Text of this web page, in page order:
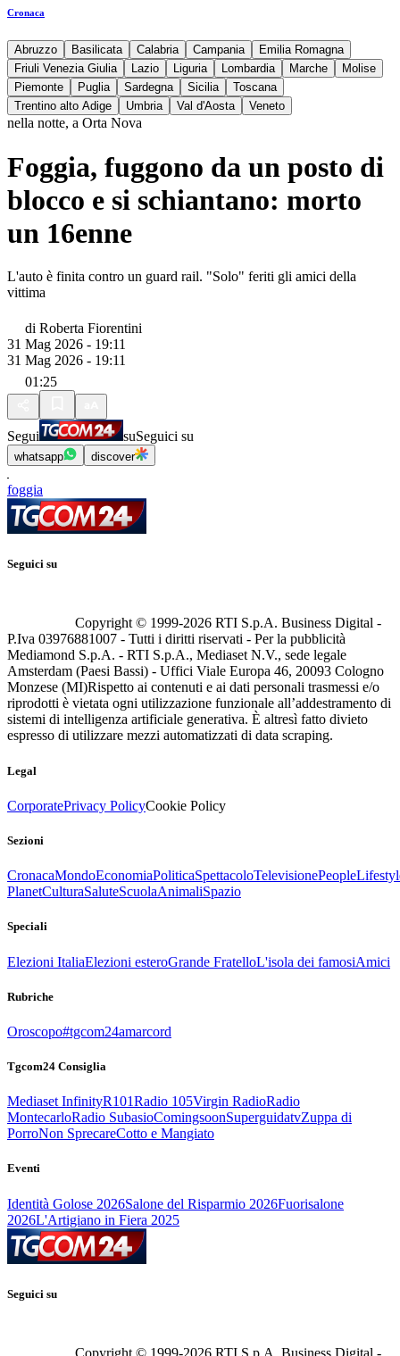
Cronaca
Abruzzo Basilicata Calabria Campania
Emilia Romagna
Friuli Venezia Giulia
Lazio Liguria Lombardia Marche
Molise
Piemonte
Puglia Sardegna Sicilia
Toscana
Trentino alto Adige
Umbria Val d'Aosta Veneto
nella notte, a Orta Nova
Foggia, fuggono da un posto di
blocco e si schiantano: morto
un 16enne
L'auto è finita contro un guard rail. "Solo" feriti gli amici della
vittima
di Roberta Fiorentini
31 Mag 2026 - 19:11
31 Mag 2026 - 19:11
01:25
Segui suSeguici su
whatsapp discover
foggia
Seguici su
Copyright © 1999-2026 RTI S.p.A. Business Digital -
P.Iva 03976881007 - Tutti i diritti riservati - Per la pubblicità
Mediamond S.p.A. - RTI S.p.A., Mediaset N.V., sede legale
Amsterdam (Paesi Bassi) - Uffici Viale Europa 46, 20093 Cologno
Monzese (MI)Rispetto ai contenuti e ai dati personali trasmessi e/o
riprodotti è vietata ogni utilizzazione funzionale all’addestramento di
sistemi di intelligenza artificiale generativa. È altresì fatto divieto
espresso di utilizzare mezzi automatizzati di data scraping.
Legal
CorporatePrivacy PolicyCookie Policy
Sezioni
CronacaMondoEconomiaPoliticaSpettacoloTelevisionePeople
PlanetCulturaSaluteScuolaAnimaliSpazio
Speciali
Elezioni ItaliaElezioni esteroGrande FratelloL'isola dei famosiAmici
Rubriche
Oroscopo#tgcom24amarcord
Tgcom24 Consiglia
Mediaset InfinityR101Radio 105Virgin RadioRadio
MontecarloRadio SubasioComingsoonSuperguidatvZuppa di
PorroNon SprecareCotto e Mangiato
Eventi
Identità Golose 2026Salone del Risparmio 2026Fuorisalone
2026L'Artigiano in Fiera 2025
Seguici su
Copyright © 1999-2026 RTI S.p.A. Business Digital -